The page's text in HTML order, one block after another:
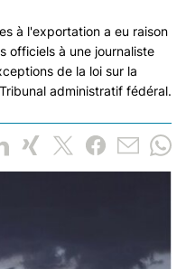
à l'exportation a eu raison
officiels à une journaliste
de la loi sur la
administratif fédéral.